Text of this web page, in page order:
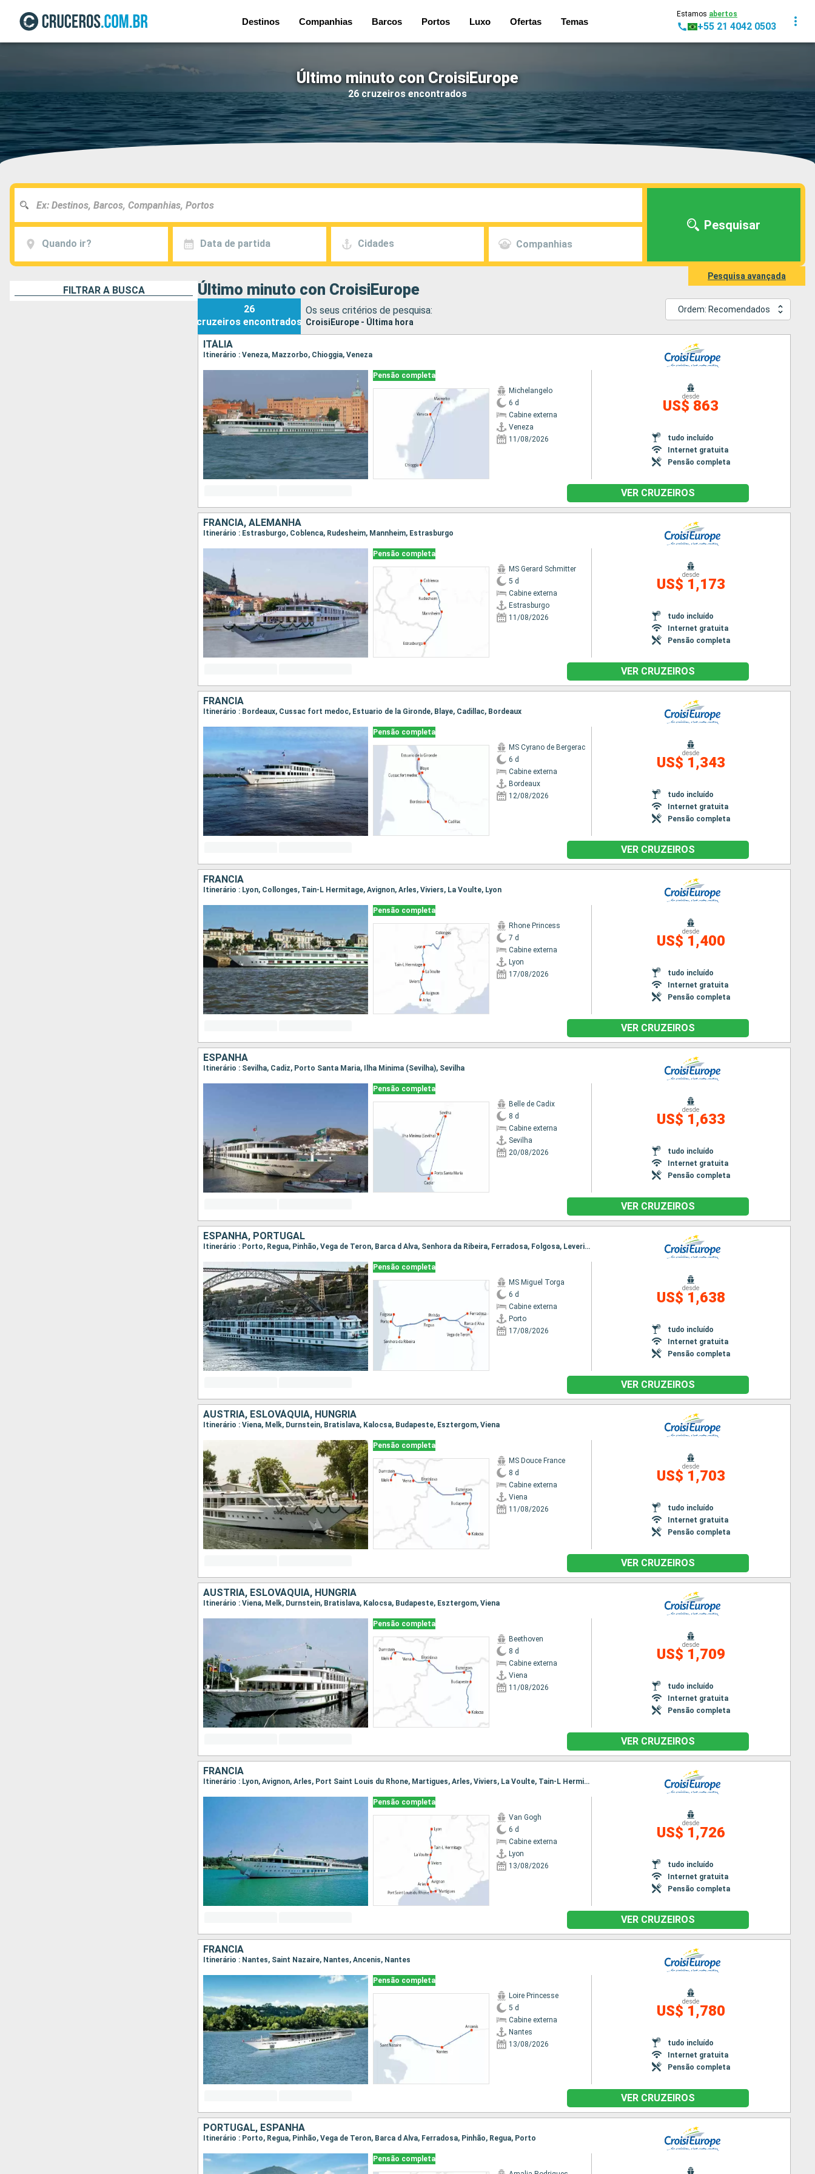
Destinos Companhias Barcos Portos Luxo Ofertas Temas
Estamos abertos
+55 21 4042 0503
Último minuto con CroisiEurope
26 cruzeiros encontrados
Quando ir? Data de partida Cidades Companhias
Pesquisar
Pesquisa avançada
FILTRAR A BUSCA Último minuto con CroisiEurope
26
cruzeiros encontrados
Os seus critérios de pesquisa:
CroisiEurope - Última hora
Ordem: Recomendados
ITÁLIA
Itinerário : Veneza, Mazzorbo, Chioggia, Veneza
Pensão completa
Michelangelo
6 d
Cabine externa
Veneza
11/08/2026
desde
US$ 863
tudo incluído
Internet gratuita
Pensão completa
VER CRUZEIROS
FRANCIA, ALEMANHA
Itinerário : Estrasburgo, Coblenca, Rudesheim, Mannheim, Estrasburgo
Pensão completa
MS Gerard Schmitter
5 d
Cabine externa
Estrasburgo
11/08/2026
desde
US$ 1,173
tudo incluído
Internet gratuita
Pensão completa
VER CRUZEIROS
FRANCIA
Itinerário : Bordeaux, Cussac fort medoc, Estuario de la Gironde, Blaye, Cadillac, Bordeaux
Pensão completa
MS Cyrano de Bergerac
6 d
Cabine externa
Bordeaux
12/08/2026
desde
US$ 1,343
tudo incluído
Internet gratuita
Pensão completa
VER CRUZEIROS
FRANCIA
Itinerário : Lyon, Collonges, Tain-L Hermitage, Avignon, Arles, Viviers, La Voulte, Lyon
Pensão completa
Rhone Princess
7 d
Cabine externa
Lyon
17/08/2026
desde
US$ 1,400
tudo incluído
Internet gratuita
Pensão completa
VER CRUZEIROS
ESPANHA
Itinerário : Sevilha, Cadiz, Porto Santa Maria, Ilha Minima (Sevilha), Sevilha
Pensão completa
Belle de Cadix
8 d
Cabine externa
Sevilha
20/08/2026
desde
US$ 1,633
tudo incluído
Internet gratuita
Pensão completa
VER CRUZEIROS
ESPANHA, PORTUGAL
Itinerário : Porto, Regua, Pinhão, Vega de Teron, Barca d Alva, Senhora da Ribeira, Ferradosa, Folgosa, Leverinho, Porto
Pensão completa
MS Miguel Torga
6 d
Cabine externa
Porto
17/08/2026
desde
US$ 1,638
tudo incluído
Internet gratuita
Pensão completa
VER CRUZEIROS
AUSTRIA, ESLOVÁQUIA, HUNGRIA
Itinerário : Viena, Melk, Durnstein, Bratislava, Kalocsa, Budapeste, Esztergom, Viena
Pensão completa
MS Douce France
8 d
Cabine externa
Viena
11/08/2026
desde
US$ 1,703
tudo incluído
Internet gratuita
Pensão completa
VER CRUZEIROS
AUSTRIA, ESLOVÁQUIA, HUNGRIA
Itinerário : Viena, Melk, Durnstein, Bratislava, Kalocsa, Budapeste, Esztergom, Viena
Pensão completa
Beethoven
8 d
Cabine externa
Viena
11/08/2026
desde
US$ 1,709
tudo incluído
Internet gratuita
Pensão completa
VER CRUZEIROS
FRANCIA
Itinerário : Lyon, Avignon, Arles, Port Saint Louis du Rhone, Martigues, Arles, Viviers, La Voulte, Tain-L Hermitage, Lyon
Pensão completa
Van Gogh
6 d
Cabine externa
Lyon
13/08/2026
desde
US$ 1,726
tudo incluído
Internet gratuita
Pensão completa
VER CRUZEIROS
FRANCIA
Itinerário : Nantes, Saint Nazaire, Nantes, Ancenis, Nantes
Pensão completa
Loire Princesse
5 d
Cabine externa
Nantes
13/08/2026
desde
US$ 1,780
tudo incluído
Internet gratuita
Pensão completa
VER CRUZEIROS
PORTUGAL, ESPANHA
Itinerário : Porto, Regua, Pinhão, Vega de Teron, Barca d Alva, Ferradosa, Pinhão, Regua, Porto
Pensão completa